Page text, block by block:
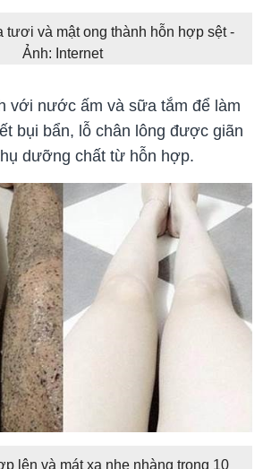
tươi và mật ong thành hỗn hợp sệt -
Ảnh: Internet
với nước ấm và sữa tắm để làm
bụi bẩn, lỗ chân lông được giãn
dưỡng chất từ hỗn hợp.
lên và mát xa nhẹ nhàng trong 10